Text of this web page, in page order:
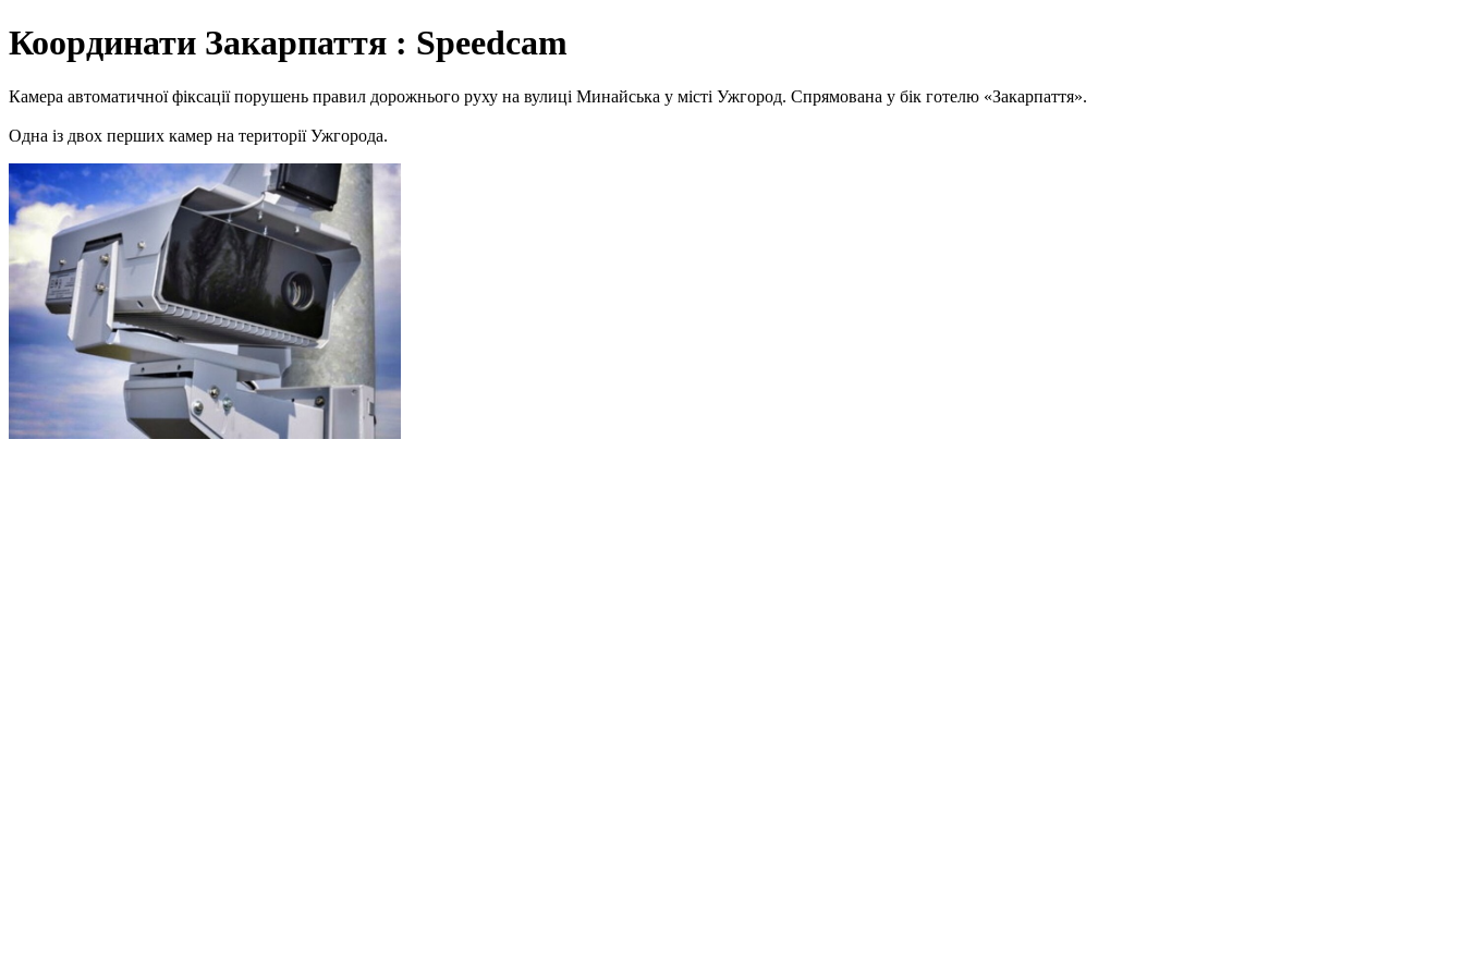
Координати Закарпаття : Speedcam
Камера автоматичної фіксації порушень правил дорожнього руху на вулиці Минайська у місті Ужгород. Спрямована у бік готелю «Закарпаття».
Одна із двох перших камер на території Ужгорода.